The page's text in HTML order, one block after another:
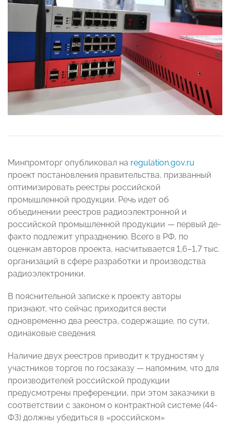
Минпромторг опубликовал на regulation.gov.ru
проект постановления правительства, призванный
оптимизировать реестры российской
промышленной продукции. Речь идет об
объединении реестров радиоэлектронной и
российской промышленной продукции — первый де-
факто подлежит упразднению. Всего в РФ, по
оценкам авторов проекта, насчитывается 1,6–1,7 тыс.
организаций в сфере разработки и производства
радиоэлектроники.
В пояснительной записке к проекту авторы
признают, что сейчас приходится вести
одновременно два реестра, содержащие, по сути,
одинаковые сведения.
Наличие двух реестров приводит к трудностям у
участников торгов по госзаказу — напомним, что для
производителей российской продукции
предусмотрены преференции, при этом заказчики в
соответствии с законом о контрактной системе (44-
ФЗ) должны убедиться в «российском»